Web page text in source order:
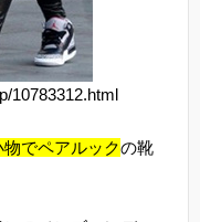
10783312.html
物でペアルックの靴